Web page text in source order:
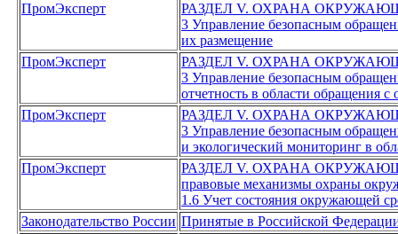
ПромЭксперт
РАЗДЕЛ V. ОХРАНА
3 Управление безопасным
их размещение
ПромЭксперт
РАЗДЕЛ V. ОХРАНА
3 Управление безопасным
отчетность в области обращения с
ПромЭксперт
РАЗДЕЛ V. ОХРАНА
3 Управление безопасным
и экологический мониторинг в
ПромЭксперт
РАЗДЕЛ V. ОХРАНА
правовые механизмы охраны
1.6 Учет состояния окружающей
Законодательство России Принятые в Российской